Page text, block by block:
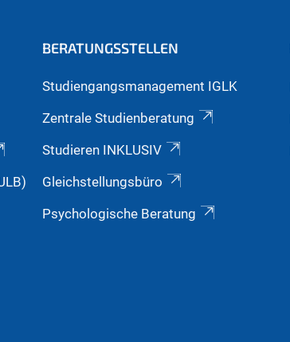
BERATUNGSSTELLEN
Studiengangsmanagement IGLK
Zentrale Studienberatung
Studieren INKLUSIV
Gleichstellungsbüro
Psychologische Beratung